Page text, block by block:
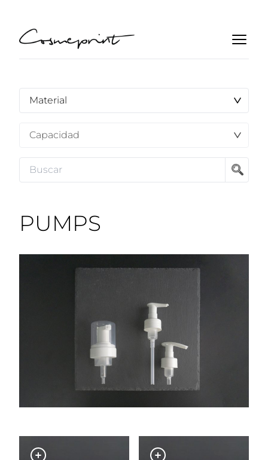
PUMPS